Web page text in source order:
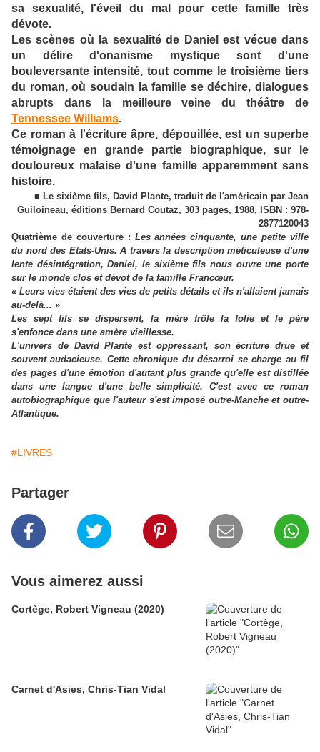
sa sexualité, l'éveil du mal pour cette famille très
dévote.
Les scènes où la sexualité de Daniel est vécue dans
un délire d'onanisme mystique sont d'une
bouleversante intensité, tout comme le troisième tiers
du roman, où soudain la famille se déchire, dialogues
abrupts dans la meilleure veine du théâtre de
Tennessee Williams.
Ce roman à l'écriture âpre, dépouillée, est un superbe
témoignage en grande partie biographique, sur le
douloureux malaise d'une famille apparemment sans
histoire.
■ Le sixième fils, David Plante, traduit de l'américain par Jean
Guiloineau, éditions Bernard Coutaz, 303 pages, 1988, ISBN : 978-
2877120043
Quatrième de couverture : Les années cinquante, une petite ville
du nord des Etats-Unis. A travers la description méticuleuse d'une
lente désintégration, Daniel, le sixième fils nous ouvre une porte
sur le monde clos et dévot de la famille Francœur.
« Leurs vies étaient des vies de petits détails et ils n'allaient jamais
au-delà... »
Les sept fils se dispersent, la mère frôle la folie et le père
s'enfonce dans une amère vieillesse.
L'univers de David Plante est oppressant, son écriture drue et
souvent audacieuse. Cette chronique du désarroi se charge au fil
des pages d'une émotion d'autant plus grande qu'elle est distillée
dans une langue d'une belle simplicité. C'est avec ce roman
autobiographique que l'auteur s'est imposé outre-Manche et outre-
Atlantique.
#LIVRES
Partager
Vous aimerez aussi
Cortège, Robert Vigneau (2020)
Carnet d'Asies, Chris-Tian Vidal